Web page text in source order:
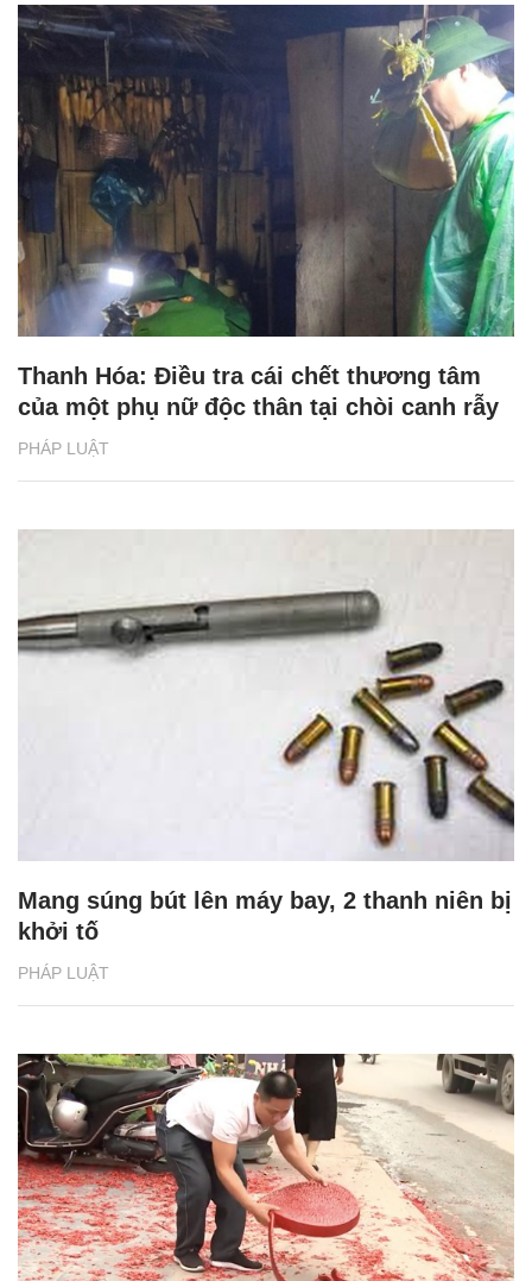
PHÁP LUẬT
Thanh Hóa: Điều tra cái chết thương tâm
của một phụ nữ độc thân tại chòi canh rẫy
PHÁP LUẬT
Mang súng bút lên máy bay, 2 thanh niên bị
khởi tố